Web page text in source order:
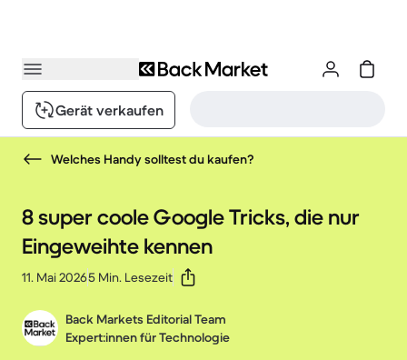
Gerät verkaufen
Welches Handy solltest du kaufen?
8 super coole Google Tricks, die nur
Eingeweihte kennen
11. Mai 20265 Min. Lesezeit
Back Markets Editorial Team
Expert:innen für Technologie